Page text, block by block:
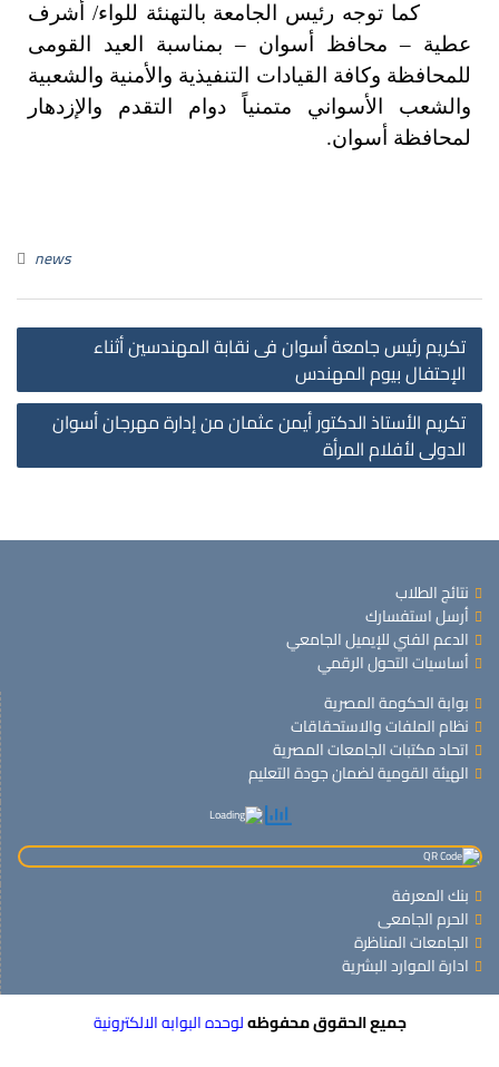
كما توجه رئيس الجامعة بالتهنئة للواء/ أشرف
عطية – محافظ أسوان – بمناسبة العيد القومى
للمحافظة وكافة القيادات التنفيذية والأمنية والشعبية
والشعب الأسواني متمنياً دوام التقدم والإزدهار
لمحافظة أسوان.
news
تكريم رئيس جامعة أسوان فى نقابة المهندسين أثناء
الإحتفال بيوم المهندس
تكريم الأستاذ الدكتور أيمن عثمان من إدارة مهرجان أسوان
الدولى لأفلام المرأة
نتائج الطلاب
أرسل استفسارك
الدعم الفني للإيميل الجامعي
أساسيات التحول الرقمي
بوابة الحكومة المصرية
نظام الملفات والاستحقاقات
اتحاد مكتبات الجامعات المصرية
الهيئة القومية لضمان جودة التعليم
بنك المعرفة
الحرم الجامعى
الجامعات المناظرة
ادارة الموارد البشرية
جميع الحقوق محفوظهلوحده البوابه الالكترونية